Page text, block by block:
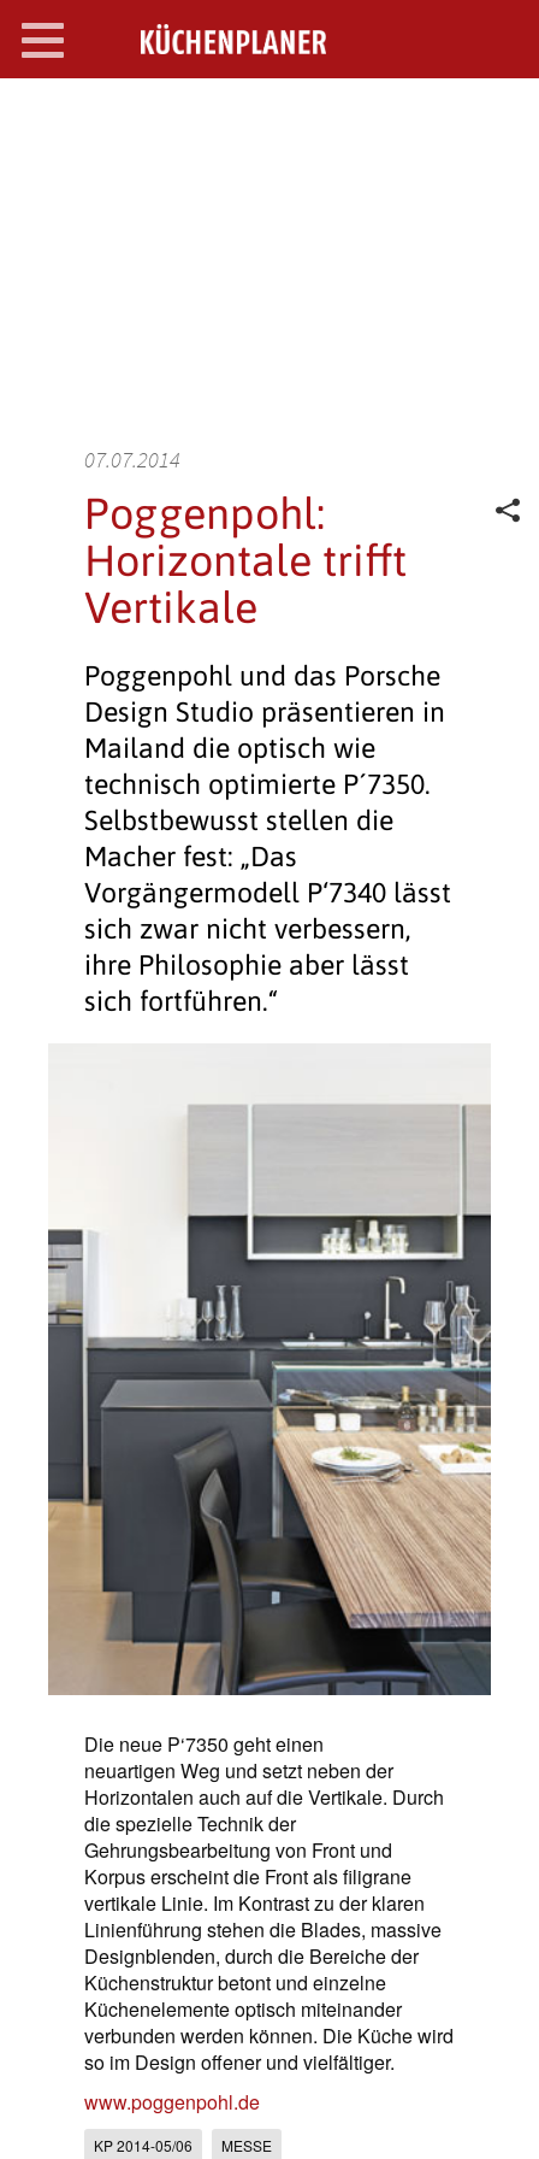
Toggle
navigation
07.07.2014
Poggenpohl:
Horizontale trifft
Vertikale
Poggenpohl und das Porsche
Design Studio präsentieren in
Mailand die optisch wie
technisch optimierte P´7350.
Selbstbewusst stellen die
Macher fest: „Das
Vorgängermodell P‘7340 lässt
sich zwar nicht verbessern,
ihre Philosophie aber lässt
sich fortführen.“
Die neue P‘7350 geht einen
neuartigen Weg und setzt neben der
Horizontalen auch auf die Vertikale. Durch
die spezielle Technik der
Gehrungsbearbeitung von Front und
Korpus erscheint die Front als filigrane
vertikale Linie. Im Kontrast zu der klaren
Linienführung stehen die Blades, massive
Designblenden, durch die Bereiche der
Küchenstruktur betont und einzelne
Küchenelemente optisch miteinander
verbunden werden können. Die Küche wird
so im Design offener und vielfältiger.
www.poggenpohl.de
KP 2014-05/06 MESSE